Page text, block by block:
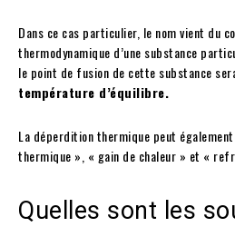
Dans ce cas particulier, le nom vient du
thermodynamique d’une substance
le point de fusion de cette substance
température d’équilibre.
La déperdition thermique peut
thermique », « gain de chaleur » et «
Quelles sont les